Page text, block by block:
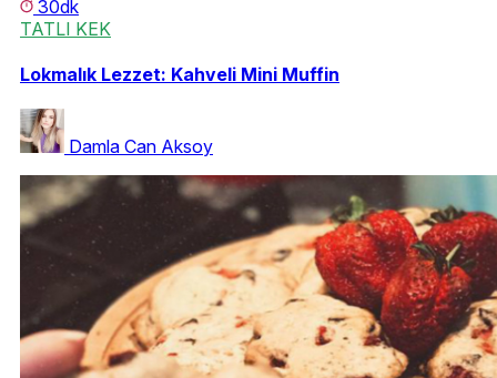
30dk
TATLI KEK
Lokmalık Lezzet: Kahveli Mini Muffin
Damla Can Aksoy